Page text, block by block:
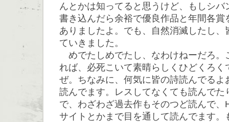
んとかは知ってると思うけど、もしシ
書き込んだら余裕で優良作品と年間各賞
ありましたよ。でも、自然消滅したし、
ていきました。
めでたしめでたし、なわけねーだろ。
れば、必死こいて素晴らしくひどくろく
ぜ。ちなみに、何気に皆の詩読んでるよ
読んでます。レスしてなくても読んでた
で、わざわざ過去作もそのつど読んで
サイトとかまで目を通して読んでます。